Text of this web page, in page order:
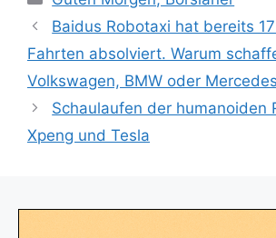
Baidus Robotaxi hat bereits
Fahrten absolviert. Warum
Volkswagen, BMW oder
Schaulaufen der humanoiden
Xpeng und Tesla